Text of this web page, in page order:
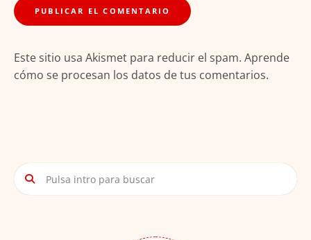
Este sitio usa Akismet para reducir el spam. Aprende
cómo se procesan los datos de tus comentarios.